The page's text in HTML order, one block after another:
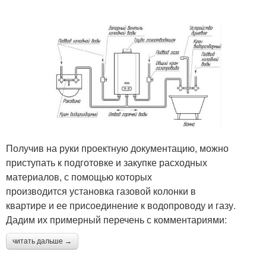
Получив на руки проектную документацию, можно
приступать к подготовке и закупке расходных
материалов, с помощью которых
производится установка газовой колонки в
квартире и ее присоединение к водопроводу и газу.
Дадим их примерный перечень с комментариями:
читать дальше →